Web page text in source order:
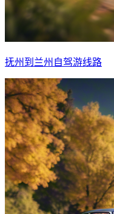
抚州到兰州自驾游线路